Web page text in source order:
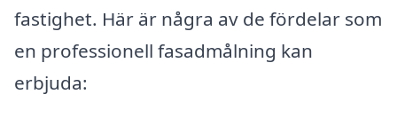
fastighet. Här är några av de fördelar som
en professionell fasadmålning kan
erbjuda: